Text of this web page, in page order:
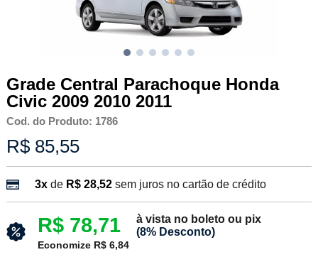
Grade Central Parachoque Honda
Civic 2009 2010 2011
Cod. do Produto: 1786
R$ 85,55
3xde R$ 28,52 sem juros no cartão de crédito
R$ 78,71
à vista no boleto ou pix
(8% Desconto)
Economize R$ 6,84